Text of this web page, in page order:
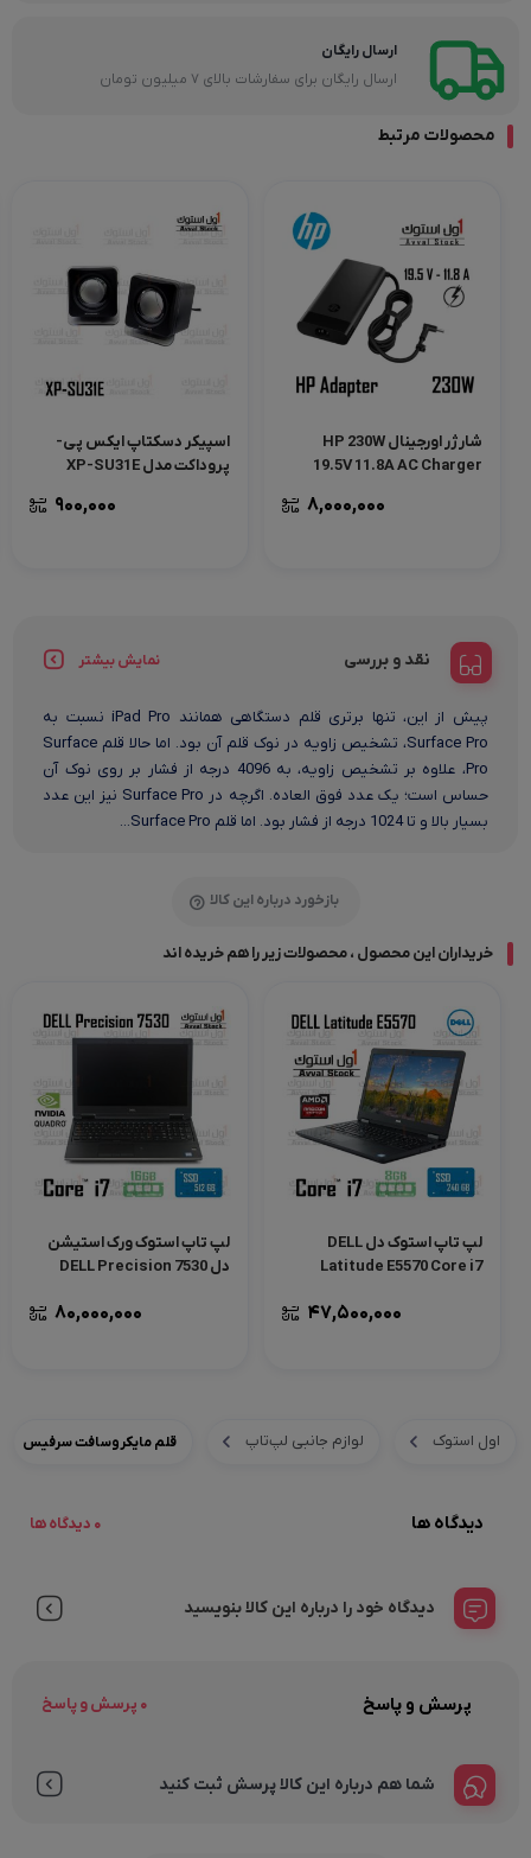
ارسال رایگان
ارسال رایگان برای سفارشات بالای 7 میلیون تومان
محصولات مرتبط
شارژر اورجینال HP 230W
19.5V 11.8A AC Charger
8,000,000
اسپیکر دسکتاپ ایکس پی-
پروداکت مدل XP-SU31E
900,000
نقد و بررسی نمایش بیشتر
پیش از این، تنها برتری قلم دستگاهی همانند iPad Pro نسبت به
Surface Pro، تشخیص زاویه در نوک قلم آن بود. اما حالا قلم Surface
Pro، علاوه بر تشخیص زاویه، به 4096 درجه از فشار بر روی نوک آن
حساس است؛ یک عدد فوق العاده. اگرچه در Surface Pro نیز این عدد
بسیار بالا و تا 1024 درجه از فشار بود. اما قلم Surface Pro...
بازخورد درباره این کالا
خریداران این محصول ، محصولات زیر را هم خریده اند
لپ تاپ استوک دل DELL
Latitude E5570 Core i7
47,500,000
لپ تاپ استوک ورک استیشن
دل DELL Precision 7530
80,000,000
اول استوک لوازم جانبی لپ‌تاپ قلم مایکروسافت سرفیس
دیدگاه ها 0 دیدگاه ها
دیدگاه خود را درباره این کالا بنویسید
پرسش و پاسخ 0 پرسش و پاسخ
شما هم درباره این کالا پرسش ثبت کنید